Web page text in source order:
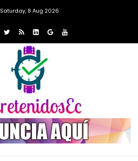
Saturday, 8 Aug 2026